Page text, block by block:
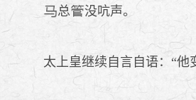
总 没吭声。
太上皇继续自言自语：“他